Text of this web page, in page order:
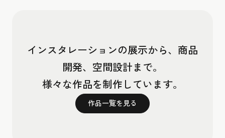
インスタレーションの展示から、商品
開発、空間設計まで。
様々な作品を制作しています。
作品一覧を見る